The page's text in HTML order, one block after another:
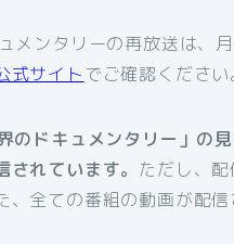
メンタリーの再放送は、
式サイトでご確認ください
界のドキュメンタリー」の
れています。 ただし、
、全ての番組の動画が配信